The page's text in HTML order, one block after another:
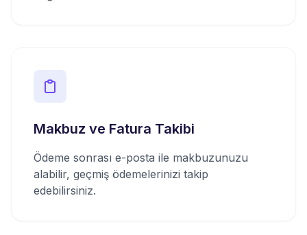
Makbuz ve Fatura Takibi
Ödeme sonrası e-posta ile makbuzunuzu
alabilir, geçmiş ödemelerinizi takip
edebilirsiniz.